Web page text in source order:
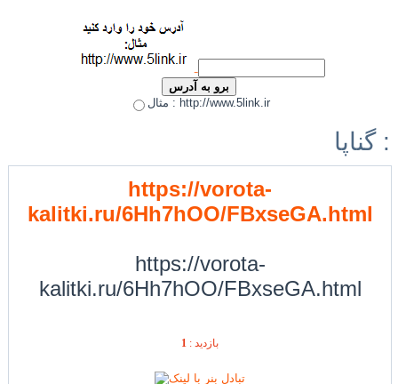
مثال : http://www.5link.ir
گناپا :
https://vorota-
kalitki.ru/6Hh7hOO/FBxseGA.html
https://vorota-
kalitki.ru/6Hh7hOO/FBxseGA.html
بازديد : 1